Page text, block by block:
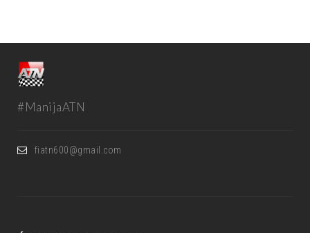
#ManijaATN
fiatn600@gmail.com